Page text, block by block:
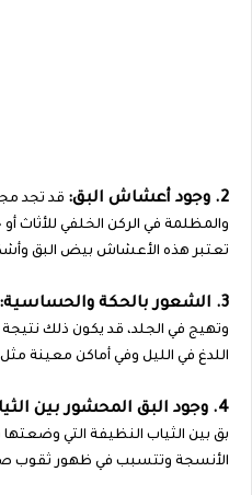
2. وجود أعشاش البق:
قد تجد
والمظلمة في الركن الخلفي للأثاث
تعتبر هذه الأعشاش بيض البق
3. الشعور بالحكة والحساسية:
وتهيج في الجلد، قد يكون ذلك
اللدغ في الليل وفي أماكن معينة مثل
4. وجود البق المحشور بين الثياب:
بق بين الثياب النظيفة التي وضعتها
الأنسجة وتتسبب في ظهور ثقوب